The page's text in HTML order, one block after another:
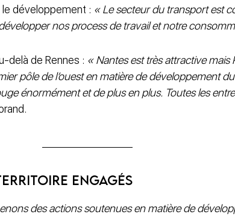
le développement : « Le secteur du transport est
nos process de travail et notre
delà de Rennes : « Nantes est très attractive mais
pôle de l’ouest en matière de développement
énormément et de plus en plus. Toutes les
territoire engagés
des actions soutenues en matière de